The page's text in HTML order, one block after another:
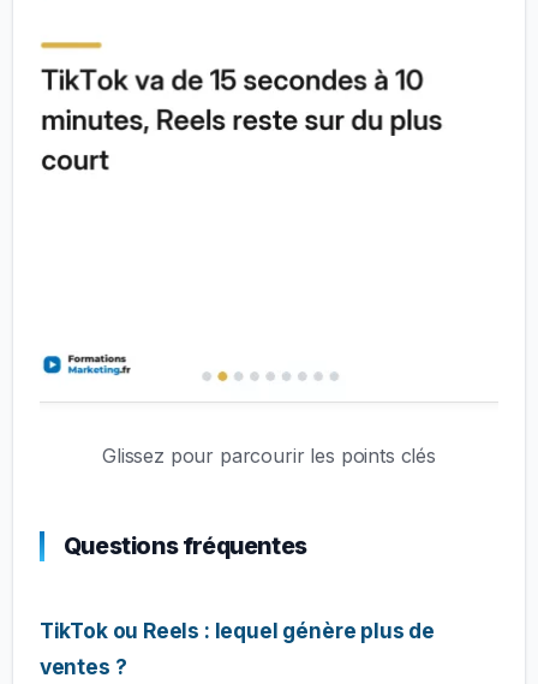
Glissez pour parcourir les points clés
Questions fréquentes
TikTok ou Reels : lequel génère plus de
ventes ?